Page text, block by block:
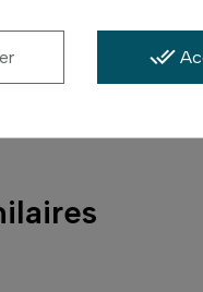
vous repartez
photographes qui
done_all